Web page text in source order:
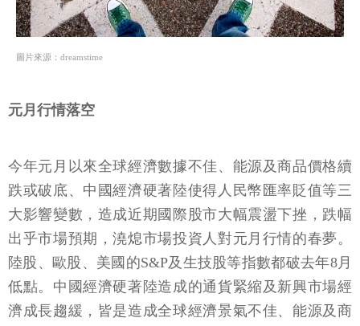
圖片來源：dreamstime
元月行情落空
今年元月以來全球經濟數據不佳、能源及商品價格續
跌或破底、中國經濟硬著陸使得人民幣匯率貶值等三
大影響變數，造成近期國際股市大幅震盪下挫，跌幅
出乎市場預期，澆熄市場投資人對元月行情的春夢。
陸股、歐股、美國的S&P及生技股等指數都破去年8月
低點。中國經濟硬著陸造成的通貨緊縮及新興市場經
濟成長趨緩，皆是造成全球經濟景氣不佳、能源及商